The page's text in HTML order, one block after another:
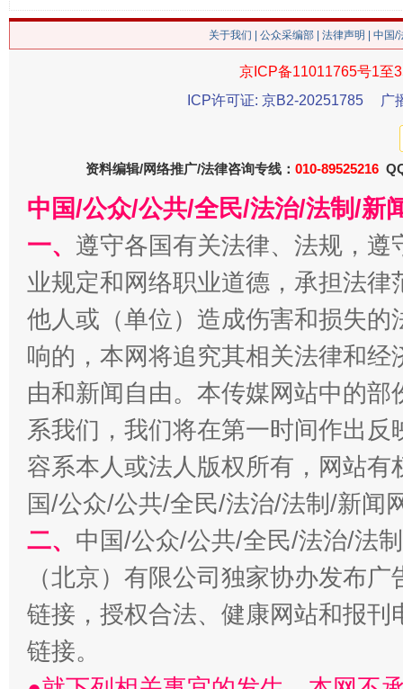
揭批美国五大"原罪" "
解纷+调解+退费，一次搞定
关于我们 公众采编部 法律声明 | 中国
京ICP备11011765号1至
ICP许可证: 京B2-20251785
广
资料编辑/网络推广/法律咨询专线： 010-89525216
中国/公众/公共/全民/法治/法制/新
一、 遵守各国有关法律、法规，
业规定和网络职业道德，承担法
他人或（单位）造成伤害和损失
响的，本网将追究其相关法律和
由和新闻自由。本传媒网站中的
系我们，我们将在第一时间作出
容系本人或法人版权所有，网站
国/公众/公共/全民/法治/法制/新闻
二、 中国/公众/公共/全民/法治/法
（北京）有限公司独家协办发布
链接，授权合法、健康网站和报
链接。